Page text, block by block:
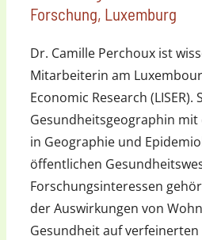
Forschung, Luxemburg
Dr. Camille Perchoux ist
Mitarbeiterin am
Economic Research (LISER).
Gesundheitsgeographin
in Geographie und
öffentlichen
Forschungsinteressen
der Auswirkungen von
Gesundheit auf